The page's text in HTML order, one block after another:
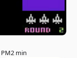
PM2 min